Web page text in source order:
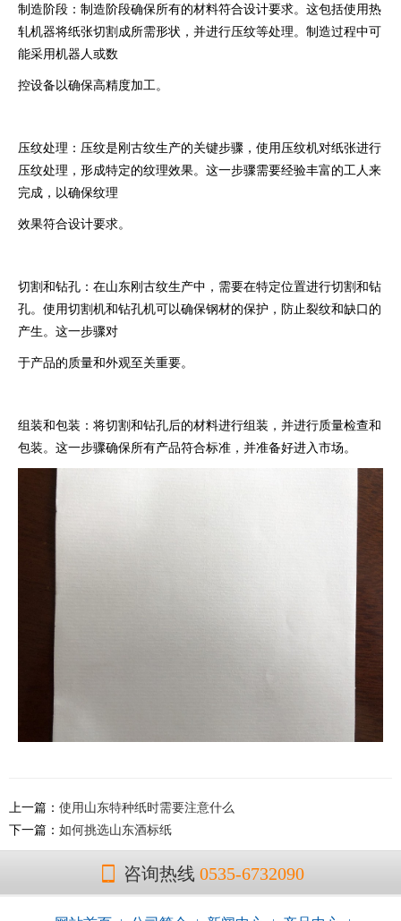
‌制造阶段‌：制造阶段确保所有的材料符合设计要求。这包括使用热
轧机器将纸张切割成所需形状，并进行压纹等处理。制造过程中可
能采用机器人或数
控设备以确保高精度加工。
‌压纹处理‌：压纹是刚古纹生产的关键步骤，使用压纹机对纸张进行
压纹处理，形成特定的纹理效果。这一步骤需要经验丰富的工人来
完成，以确保纹理
效果符合设计要求。
‌切割和钻孔‌：在山东刚古纹生产中，需要在特定位置进行切割和钻
孔。使用切割机和钻孔机可以确保钢材的保护，防止裂纹和缺口的
产生。这一步骤对
于产品的质量和外观至关重要。
‌组装和包装‌：将切割和钻孔后的材料进行组装，并进行质量检查和
包装。这一步骤确保所有产品符合标准，并准备好进入市场。
上一篇： 使用山东特种纸时需要注意什么
下一篇： 如何挑选山东酒标纸
咨询热线 0535-6732090